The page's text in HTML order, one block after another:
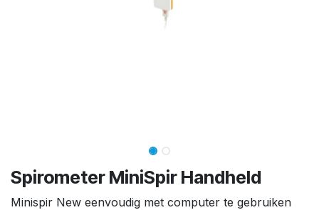
Spirometer MiniSpir Handheld
Minispir New eenvoudig met computer te gebruiken